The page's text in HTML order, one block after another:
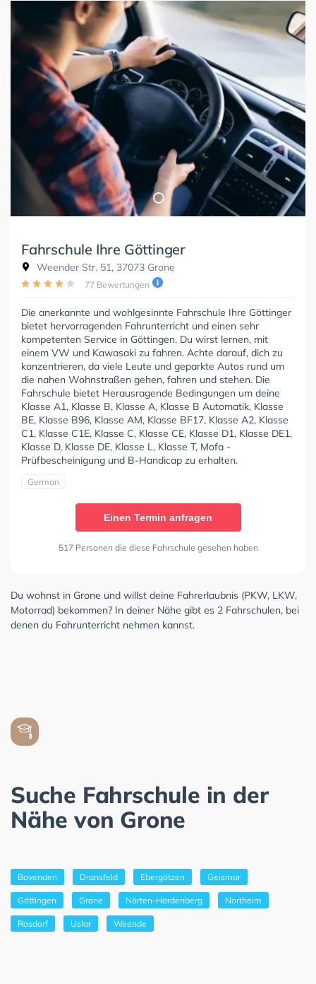
Fahrschule Ihre Göttinger
Weender Str. 51, 37073 Grone
77 Bewertungen
Die anerkannte und wohlgesinnte Fahrschule Ihre Göttinger
bietet hervorragenden Fahrunterricht und einen sehr
kompetenten Service in Göttingen. Du wirst lernen, mit
einem VW und Kawasaki zu fahren. Achte darauf, dich zu
konzentrieren, da viele Leute und geparkte Autos rund um
die nahen Wohnstraßen gehen, fahren und stehen. Die
Fahrschule bietet Herausragende Bedingungen um deine
Klasse A1, Klasse B, Klasse A, Klasse B Automatik, Klasse
BE, Klasse B96, Klasse AM, Klasse BF17, Klasse A2, Klasse
C1, Klasse C1E, Klasse C, Klasse CE, Klasse D1, Klasse DE1,
Klasse D, Klasse DE, Klasse L, Klasse T, Mofa -
Prüfbescheinigung und B-Handicap zu erhalten.
German
Einen Termin anfragen
517 Personen die diese Fahrschule gesehen haben
Du wohnst in Grone und willst deine Fahrerlaubnis (PKW, LKW,
Motorrad) bekommen? In deiner Nähe gibt es 2 Fahrschulen, bei
denen du Fahrunterricht nehmen kannst.
Suche Fahrschule in der
Nähe von Grone
Bovenden Dransfeld Ebergötzen Geismar
Göttingen Grone Nörten-Hardenberg Northeim
Rosdorf Uslar Weende